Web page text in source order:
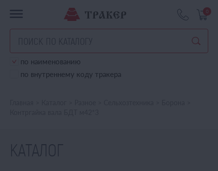
0
по наименованию
по внутреннему коду тракера
КАТАЛОГ